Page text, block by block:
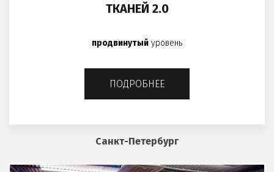
ТКАНЕЙ 2.0
продвинутый уровень
ПОДРОБНЕЕ
Санкт-Петербург